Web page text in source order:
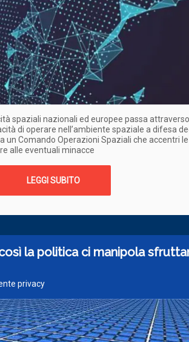
spaziali nazionali ed europee passa attraverso
di operare nell’ambiente spaziale a difesa
un Comando Operazioni Spaziali che accentri
alle eventuali minacce
LEGGI SUBITO
la politica ci manipola
privacy